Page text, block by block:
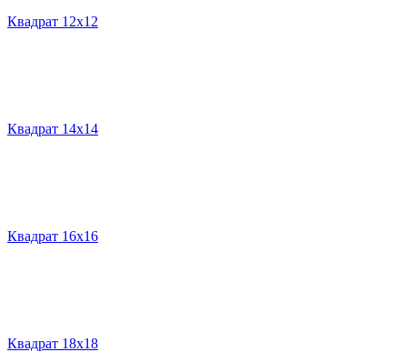
Квадрат 12х12
Квадрат 14х14
Квадрат 16х16
Квадрат 18х18